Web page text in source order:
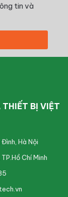
tin và
BỊ VIỆT
Hà Nội
Chí Minh